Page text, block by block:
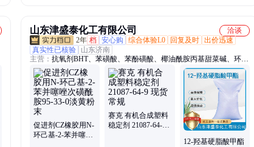
山东津盛泰化工有限公司
洽谈
2年 档 安心购 综合体验L0 回复及时 出价迅速
真实性已核验
山东济南
主营： 抗氧剂BHT、苯磺酸、苯酚磺酸、椰油酰胺丙基甜菜碱、环烷
酸铈、N235 萃取剂、C272萃取剂、均苯四甲酸二酐、对苯乙烯磺酸
钠、氟化铝、甘油三苯甲酸酯
促进剂CZ橡胶用N-
环己基-2-苯并噻唑
赛克 有机合成塑料
稳定剂 21087-64-9
12-羟基硬脂酸甲酯